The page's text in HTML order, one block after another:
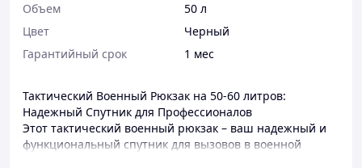
Объем
50 л
Цвет
Черный
Гарантийный срок
1 мес
Тактический Военный Рюкзак на 50-60 литров:
Надежный Спутник для Профессионалов
Этот тактический военный рюкзак – ваш надежный и
функциональный спутник для вызовов в военной